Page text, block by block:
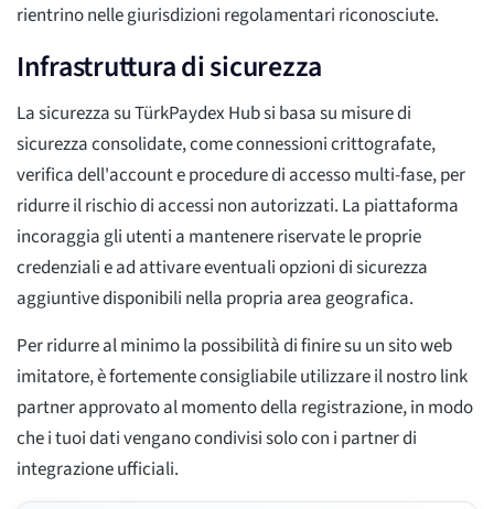
rientrino nelle giurisdizioni regolamentari riconosciute.
Infrastruttura di sicurezza
La sicurezza su TürkPaydex Hub si basa su misure di
sicurezza consolidate, come connessioni crittografate,
verifica dell'account e procedure di accesso multi-fase, per
ridurre il rischio di accessi non autorizzati. La piattaforma
incoraggia gli utenti a mantenere riservate le proprie
credenziali e ad attivare eventuali opzioni di sicurezza
aggiuntive disponibili nella propria area geografica.
Per ridurre al minimo la possibilità di finire su un sito web
imitatore, è fortemente consigliabile utilizzare il nostro link
partner approvato al momento della registrazione, in modo
che i tuoi dati vengano condivisi solo con i partner di
integrazione ufficiali.